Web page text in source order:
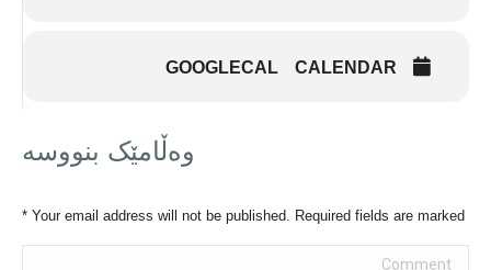
CALENDAR
GOOGLECAL
وەڵامێک بنووسە
Your email address will not be published. Required fields are marked
*
Comment